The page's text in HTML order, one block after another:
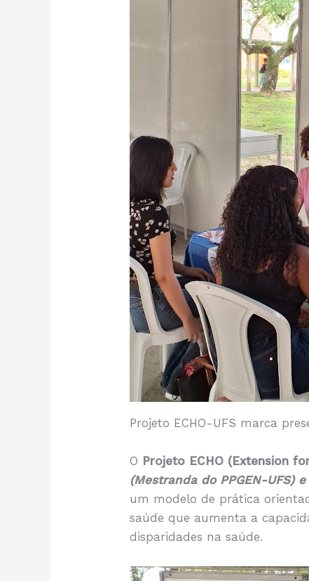
Projeto ECHO-UFS marca
O Projeto ECHO (Extension
(Mestranda do PPGEN-UFS)
um modelo de prática
saúde que aumenta a
disparidades na saúde.